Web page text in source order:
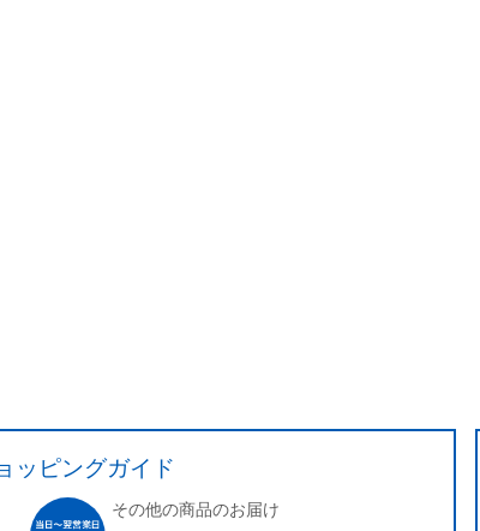
ッピングガイド
その他の商品のお届け